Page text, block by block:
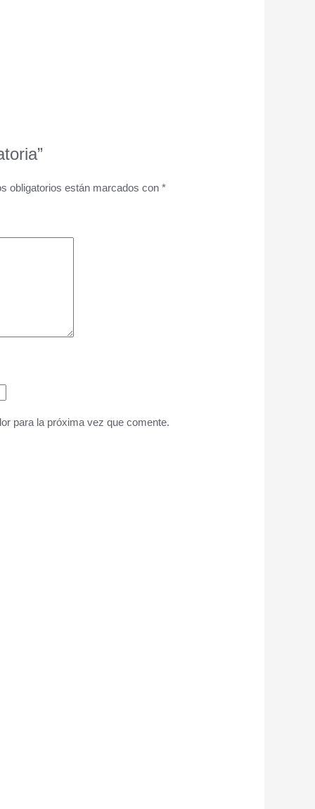
obligatorios están marcados con *
para la próxima vez que comente.